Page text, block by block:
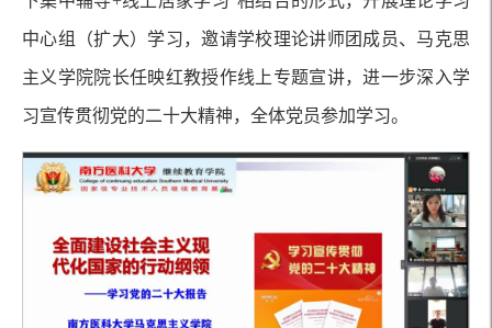
中心组（扩大）学习，邀请学校理论讲师团成员、马克思
主义学院院长任映红教授作线上专题宣讲，进一步深入学
习宣传贯彻党的二十大精神，全体党员参加学习。